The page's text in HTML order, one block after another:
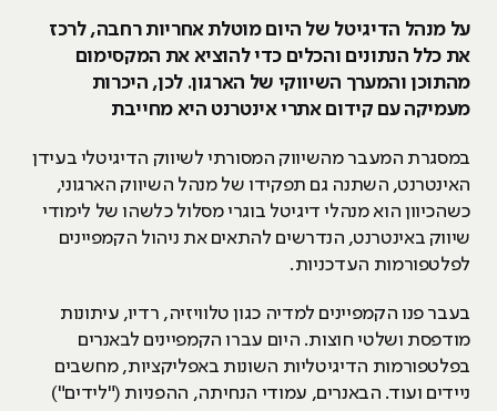
על מנהל הדיגיטל של היום מוטלת אחריות רחבה, לרכז
את כלל הנתונים והכלים כדי להוציא את המקסימום
מהתוכן והמערך השיווקי של הארגון. לכן, היכרות
מעמיקה עם קידום אתרי אינטרנט היא מחייבת
במסגרת המעבר מהשיווק המסורתי לשיווק הדיגיטלי בעידן
האינטרנט, השתנה גם תפקידו של מנהל השיווק הארגוני,
כשהכיוון הוא מנהלי דיגיטל בוגרי מסלול כלשהו של לימודי
שיווק באינטרנט, הנדרשים להתאים את ניהול הקמפיינים
לפלטפורמות העדכניות.
בעבר פנו הקמפיינים למדיה כגון טלוויזיה, רדיו, עיתונות
מודפסת ושלטי חוצות. היום עברו הקמפיינים לבאנרים
בפלטפורמות הדיגיטליות השונות באפליקציות, מחשבים
ניידים ועוד. הבאנרים, עמודי הנחיתה, ההפניות ("לידים")